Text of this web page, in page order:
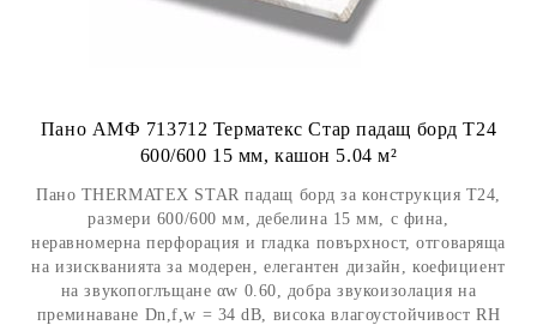
Пано АМФ 713712 Терматекс Стар падащ борд Т24
600/600 15 мм, кашон 5.04 м²
Пано THERMATEX STAR падащ борд за конструкция Т24,
размери 600/600 мм, дебелина 15 мм, с фина,
неравномерна перфорация и гладка повърхност, отговаряща
на изискванията за модерен, елегантен дизайн, коефициент
на звукопоглъщане αw 0.60, добра звукоизолация на
преминаване Dn,f,w = 34 dB, висока влагоустойчивост RH